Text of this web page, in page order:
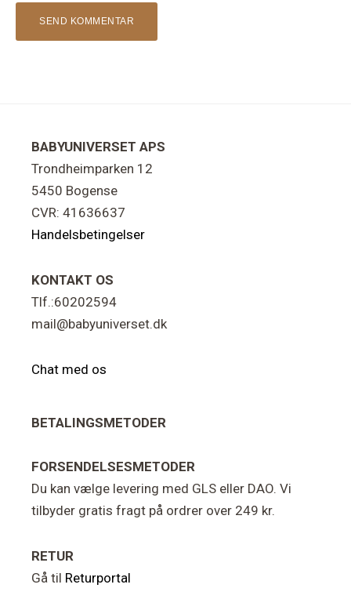
Footer
BABYUNIVERSET APS
Trondheimparken 12
5450 Bogense
CVR: 41636637
Handelsbetingelser
KONTAKT OS
Tlf.:60202594
mail@babyuniverset.dk
Chat med os
BETALINGSMETODER
FORSENDELSESMETODER
Du kan vælge levering med GLS eller DAO. Vi
tilbyder gratis fragt på ordrer over 249 kr.
RETUR
Gå til Returportal